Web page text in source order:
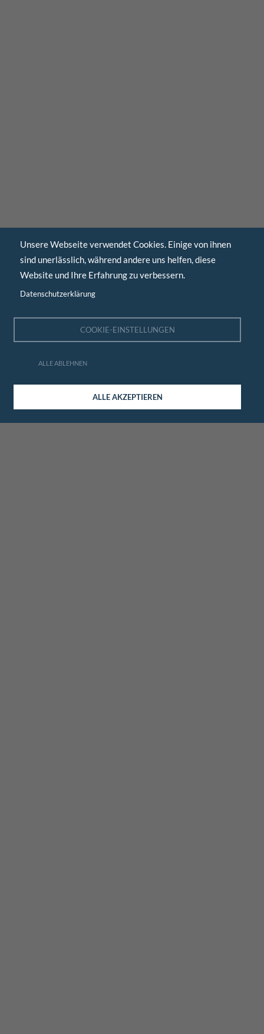
Unsere Webseite verwendet Cookies. Einige von ihnen
sind unerlässlich, während andere uns helfen, diese
Website und Ihre Erfahrung zu verbessern.
Datenschutzerklärung
COOKIE-EINSTELLUNGEN
ALLE ABLEHNEN
ALLE AKZEPTIEREN